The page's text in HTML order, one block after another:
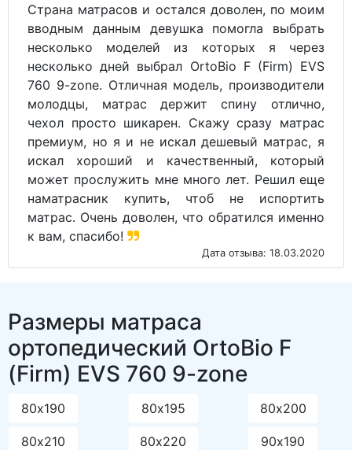
Страна матрасов и остался доволен, по моим
вводным данным девушка помогла выбрать
несколько моделей из которых я через
несколько дней выбрал OrtoBio F (Firm) EVS
760 9-zone. Отличная модель, производители
молодцы, матрас держит спину отлично,
чехол просто шикарен. Скажу сразу матрас
премиум, но я и не искал дешевый матрас, я
искал хороший и качественный, который
может прослужить мне много лет. Решил еще
наматрасник купить, чтоб не испортить
матрас. Очень доволен, что обратился именно
к вам, спасибо!
Дата отзыва: 18.03.2020
Размеры матраса
ортопедический OrtoBio F
(Firm) EVS 760 9-zone
80х190 80х195 80х200
80х210 80х220 90х190